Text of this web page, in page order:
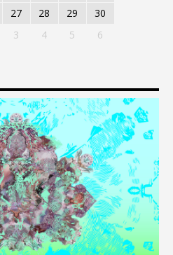
27 28 29
30
3 4 5 6